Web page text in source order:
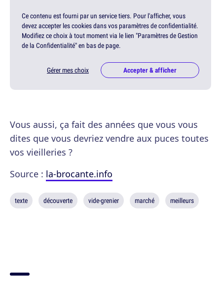
Ce contenu est fourni par un service tiers. Pour l'afficher, vous
devez accepter les cookies dans vos paramètres de confidentialité.
Modifiez ce choix à tout moment via le lien "Paramètres de Gestion
de la Confidentialité" en bas de page.
Gérer mes choix Accepter & afficher
Vous aussi, ça fait des années que vous vous
dites que vous devriez vendre aux puces toutes
vos vieilleries ?
Source : la-brocante.info
texte découverte vide-grenier marché meilleurs